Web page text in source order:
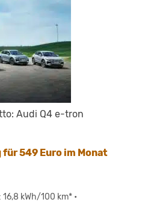
Audi Q4 e-tron
549 Euro im Monat
kWh/100 km* •